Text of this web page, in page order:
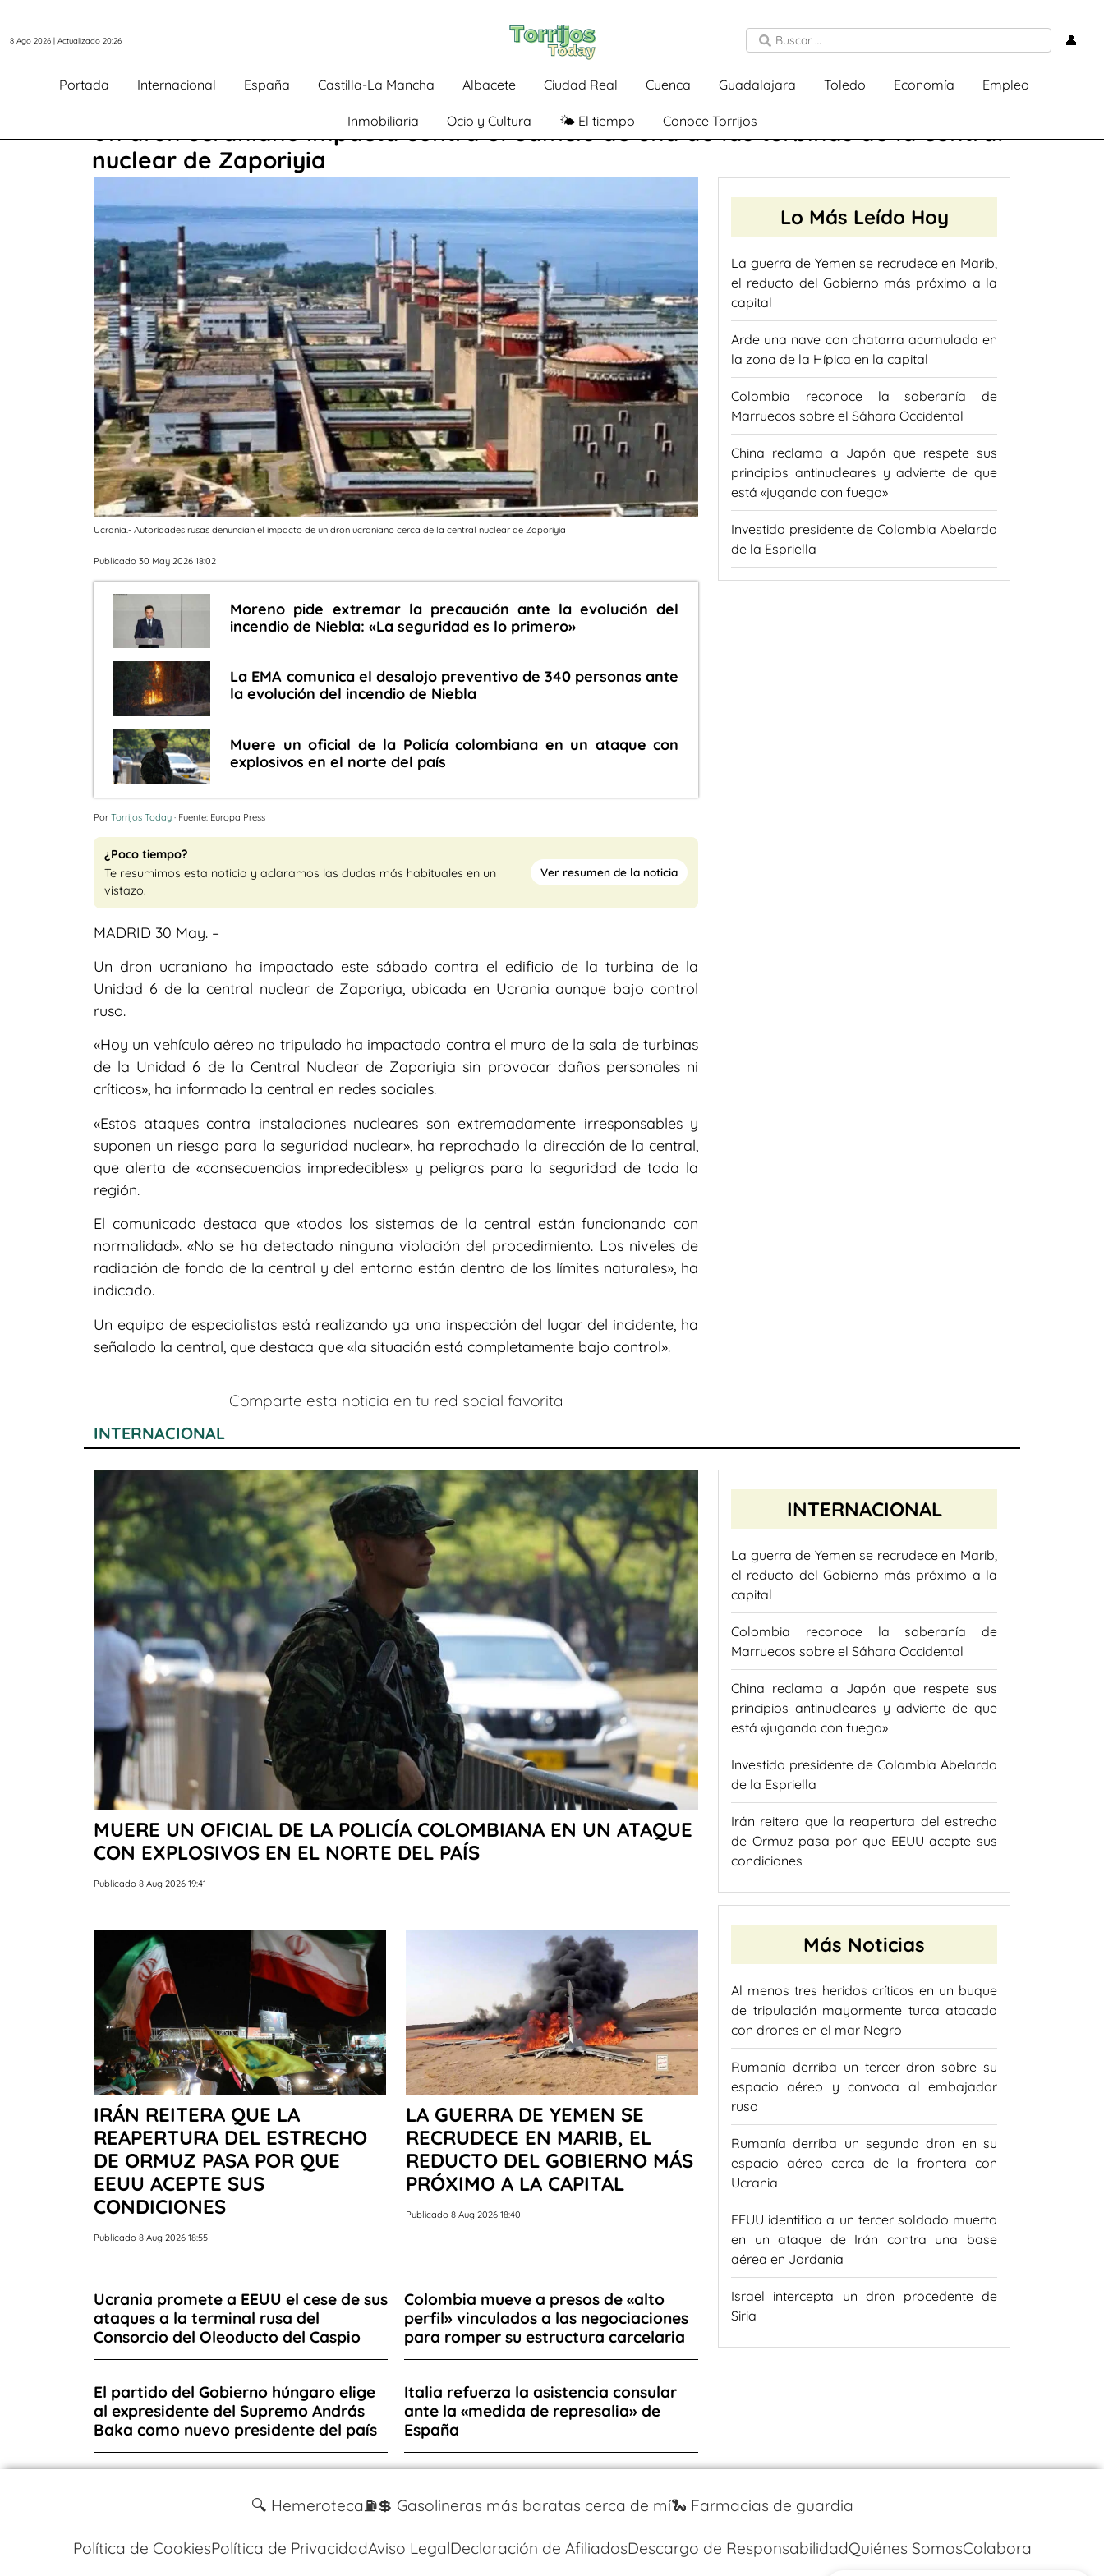
8 Ago 2026 | Actualizado 20:26 👤
Portada Internacional España Castilla-La Mancha Albacete Ciudad Real Cuenca Guadalajara Toledo Economía Empleo
Inmobiliaria Ocio y Cultura 🌤️ El tiempo Conoce Torrijos
Un dron ucraniano impacta contra el edificio de una de las turbinas de la central
nuclear de Zaporiyia
Ucrania.- Autoridades rusas denuncian el impacto de un dron ucraniano cerca de la central nuclear de Zaporiyia
Publicado 30 May 2026 18:02
Moreno pide extremar la precaución ante la evolución del
incendio de Niebla: «La seguridad es lo primero»
La EMA comunica el desalojo preventivo de 340 personas ante
la evolución del incendio de Niebla
Muere un oficial de la Policía colombiana en un ataque con
explosivos en el norte del país
Por Torrijos Today · Fuente: Europa Press
¿Poco tiempo?
Te resumimos esta noticia y aclaramos las dudas más habituales en un
vistazo.
Ver resumen de la noticia
MADRID 30 May. –
Un dron ucraniano ha impactado este sábado contra el edificio de la turbina de la
Unidad 6 de la central nuclear de Zaporiya, ubicada en Ucrania aunque bajo control
ruso.
«Hoy un vehículo aéreo no tripulado ha impactado contra el muro de la sala de turbinas
de la Unidad 6 de la Central Nuclear de Zaporiyia sin provocar daños personales ni
críticos», ha informado la central en redes sociales.
«Estos ataques contra instalaciones nucleares son extremadamente irresponsables y
suponen un riesgo para la seguridad nuclear», ha reprochado la dirección de la central,
que alerta de «consecuencias impredecibles» y peligros para la seguridad de toda la
región.
El comunicado destaca que «todos los sistemas de la central están funcionando con
normalidad». «No se ha detectado ninguna violación del procedimiento. Los niveles de
radiación de fondo de la central y del entorno están dentro de los límites naturales», ha
indicado.
Un equipo de especialistas está realizando ya una inspección del lugar del incidente, ha
señalado la central, que destaca que «la situación está completamente bajo control».
Comparte esta noticia en tu red social favorita
Lo Más Leído Hoy
La guerra de Yemen se recrudece en Marib,
el reducto del Gobierno más próximo a la
capital
Arde una nave con chatarra acumulada en
la zona de la Hípica en la capital
Colombia reconoce la soberanía de
Marruecos sobre el Sáhara Occidental
China reclama a Japón que respete sus
principios antinucleares y advierte de que
está «jugando con fuego»
Investido presidente de Colombia Abelardo
de la Espriella
INTERNACIONAL
MUERE UN OFICIAL DE LA POLICÍA COLOMBIANA EN UN ATAQUE
CON EXPLOSIVOS EN EL NORTE DEL PAÍS
Publicado 8 Aug 2026 19:41
IRÁN REITERA QUE LA
REAPERTURA DEL ESTRECHO
DE ORMUZ PASA POR QUE
EEUU ACEPTE SUS
CONDICIONES
Publicado 8 Aug 2026 18:55
LA GUERRA DE YEMEN SE
RECRUDECE EN MARIB, EL
REDUCTO DEL GOBIERNO MÁS
PRÓXIMO A LA CAPITAL
Publicado 8 Aug 2026 18:40
Ucrania promete a EEUU el cese de sus
ataques a la terminal rusa del
Consorcio del Oleoducto del Caspio
Colombia mueve a presos de «alto
perfil» vinculados a las negociaciones
para romper su estructura carcelaria
El partido del Gobierno húngaro elige
al expresidente del Supremo András
Baka como nuevo presidente del país
Italia refuerza la asistencia consular
ante la «medida de represalia» de
España
INTERNACIONAL
La guerra de Yemen se recrudece en Marib,
el reducto del Gobierno más próximo a la
capital
Colombia reconoce la soberanía de
Marruecos sobre el Sáhara Occidental
China reclama a Japón que respete sus
principios antinucleares y advierte de que
está «jugando con fuego»
Investido presidente de Colombia Abelardo
de la Espriella
Irán reitera que la reapertura del estrecho
de Ormuz pasa por que EEUU acepte sus
condiciones
Más Noticias
Al menos tres heridos críticos en un buque
de tripulación mayormente turca atacado
con drones en el mar Negro
Rumanía derriba un tercer dron sobre su
espacio aéreo y convoca al embajador
ruso
Rumanía derriba un segundo dron en su
espacio aéreo cerca de la frontera con
Ucrania
EEUU identifica a un tercer soldado muerto
en un ataque de Irán contra una base
aérea en Jordania
Israel intercepta un dron procedente de
Siria
🔍 Hemeroteca⛽️💲 Gasolineras más baratas cerca de mí🐍 Farmacias de guardia
Política de CookiesPolítica de PrivacidadAviso LegalDeclaración de AfiliadosDescargo de ResponsabilidadQuiénes SomosColabora